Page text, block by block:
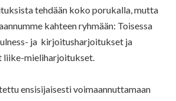
tehdään koko porukalla, mutta
kahteen ryhmään: Toisessa
ja kirjoitusharjoitukset ja
liike-mieliharjoitukset.
ensisijaisesti voimaannuttamaan